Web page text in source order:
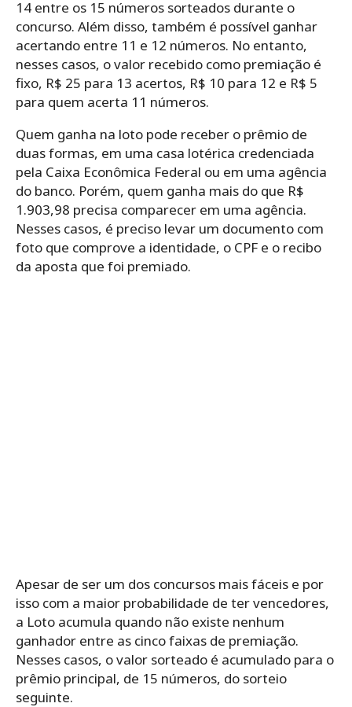
14 entre os 15 números sorteados durante o
concurso. Além disso, também é possível ganhar
acertando entre 11 e 12 números. No entanto,
nesses casos, o valor recebido como premiação é
fixo, R$ 25 para 13 acertos, R$ 10 para 12 e R$ 5
para quem acerta 11 números.
Quem ganha na loto pode receber o prêmio de
duas formas, em uma casa lotérica credenciada
pela Caixa Econômica Federal ou em uma agência
do banco. Porém, quem ganha mais do que R$
1.903,98 precisa comparecer em uma agência.
Nesses casos, é preciso levar um documento com
foto que comprove a identidade, o CPF e o recibo
da aposta que foi premiado.
Apesar de ser um dos concursos mais fáceis e por
isso com a maior probabilidade de ter vencedores,
a Loto acumula quando não existe nenhum
ganhador entre as cinco faixas de premiação.
Nesses casos, o valor sorteado é acumulado para o
prêmio principal, de 15 números, do sorteio
seguinte.